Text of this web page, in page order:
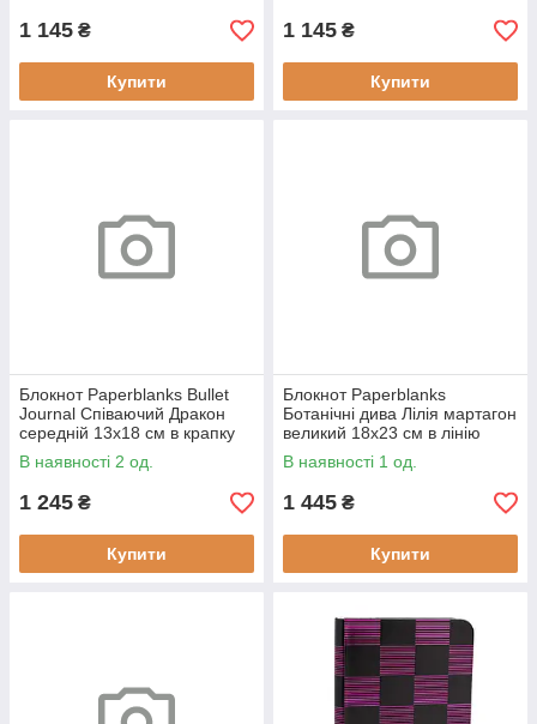
1 145 ₴
Купити
1 145 ₴
Купити
Блокнот Paperblanks Bullet
Journal Співаючий Дракон
середній 13х18 см в крапку
м'який (9781439796467)
В наявності 2 од.
1 245 ₴
Купити
Блокнот Paperblanks
Ботанічні дива Лілія мартагон
великий 18х23 см в лінію
м'який (9781439793466)
В наявності 1 од.
1 445 ₴
Купити